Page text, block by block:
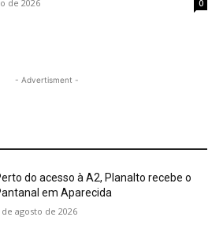
de 2026 0
- Advertisment -
do acesso à A2, Planalto recebe o
em Aparecida
de agosto de 2026